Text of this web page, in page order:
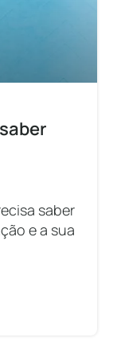
saber
e a sua